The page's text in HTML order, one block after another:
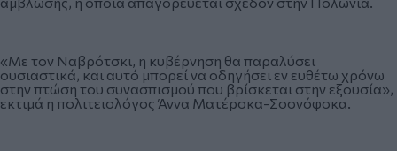
«Με τον Ναβρότσκι, η κυβέρνηση θα παραλύσει
ουσιαστικά, και αυτό μπορεί να οδηγήσει εν ευθέτω χρόνω
στην πτώση του συνασπισμού που βρίσκεται στην εξουσία»,
εκτιμά η πολιτειολόγος Άννα Ματέρσκα-Σοσνόφσκα.